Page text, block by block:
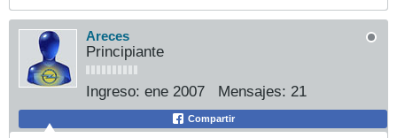
Areces
Principiante
Ingreso: ene 2007 Mensajes: 21
Compartir